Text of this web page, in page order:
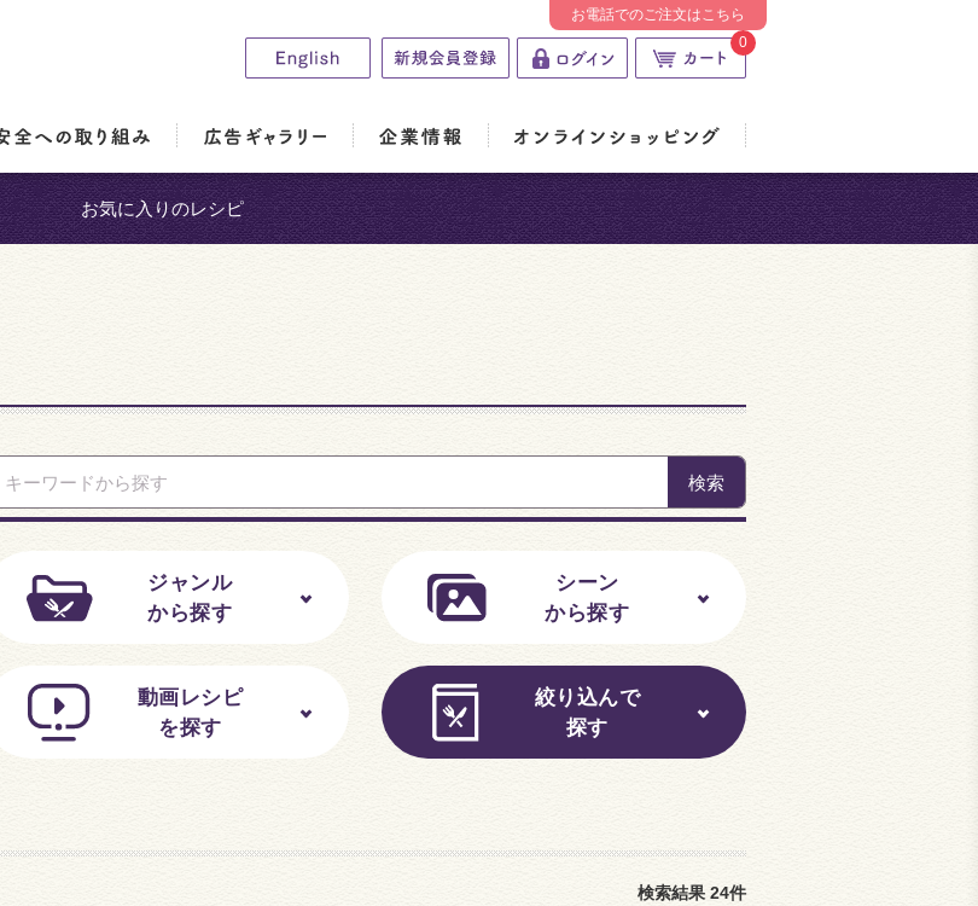
0
お電話でのご注文はこちら
お気に入りのレシピ
ジャンル
から探す
シーン
から探す
動画レシピ
を探す
絞り込んで
探す
検索結果 24件